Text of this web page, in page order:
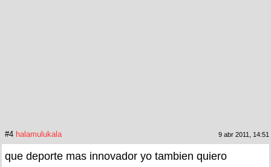
#4 halamulukala 9 abr 2011, 14:51
que deporte mas innovador yo tambien quiero